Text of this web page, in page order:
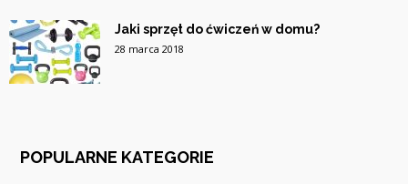
Jaki sprzęt do ćwiczeń w domu?
28 marca 2018
POPULARNE KATEGORIE